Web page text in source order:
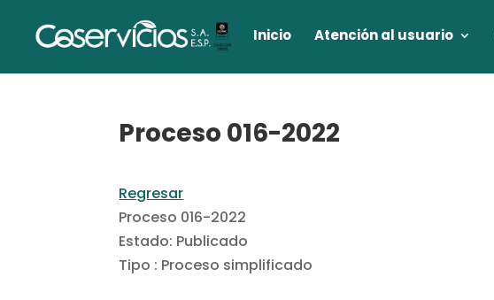
Inicio Atención al usuario
Proceso 016-2022
Regresar
Proceso 016-2022
Estado: Publicado
Tipo : Proceso simplificado